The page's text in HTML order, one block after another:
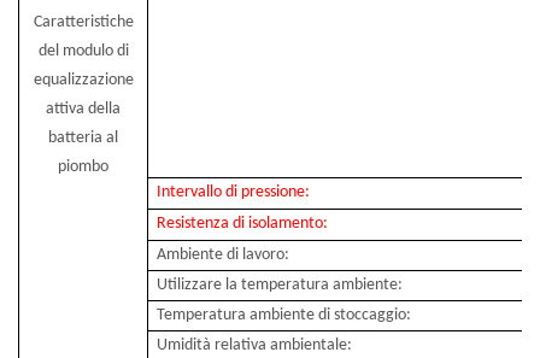
Caratteristiche
del modulo di
equalizzazione
attiva della
batteria al
piombo
Intervallo di pressione:
Resistenza di isolamento:
Ambiente di lavoro:
Utilizzare la temperatura ambiente:
Temperatura ambiente di stoccaggio:
Umidità relativa ambientale: